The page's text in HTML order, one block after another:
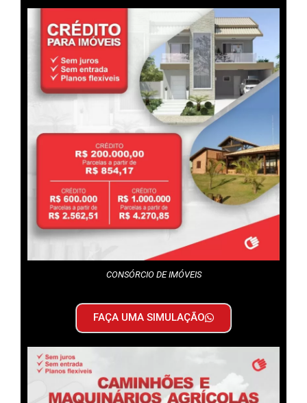
CONSÓRCIO DE IMÓVEIS
FAÇA UMA SIMULAÇÃO